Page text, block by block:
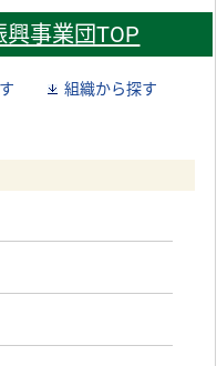
興事業団TOP
組織から探す